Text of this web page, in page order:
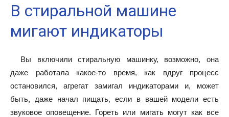
В стиральной машине
мигают индикаторы
Вы включили стиральную машинку, возможно, она
даже работала какое-то время, как вдруг процесс
остановился, агрегат замигал индикаторами и, может
быть, даже начал пищать, если в вашей модели есть
звуковое оповещение. Гореть или мигать могут как все